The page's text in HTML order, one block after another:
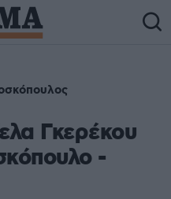
Γκερέκου
-